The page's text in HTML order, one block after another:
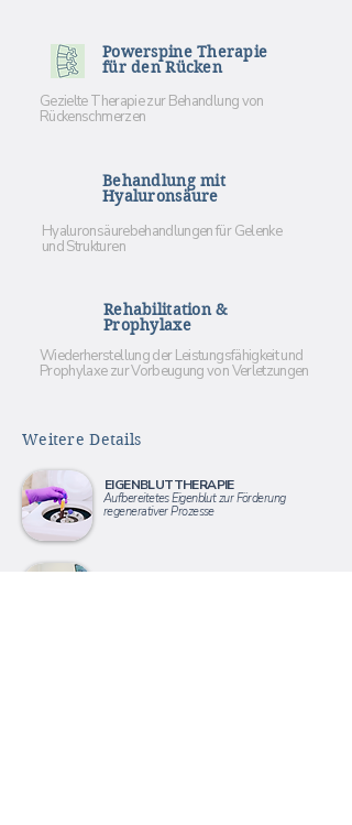
Powerspine Therapie
für den Rücken
Gezielte Therapie zur Behandlung von
Rückenschmerzen
Behandlung mit
Hyaluronsäure
Hyaluronsäurebehandlungen für Gelenke
und Strukturen
Rehabilitation &
Prophylaxe
Wiederherstellung der Leistungsfähigkeit und
Prophylaxe zur Vorbeugung von Verletzungen
Weitere Details
EIGENBLUTTHERAPIE
Aufbereitetes Eigenblut zur Förderung
regenerativer Prozesse